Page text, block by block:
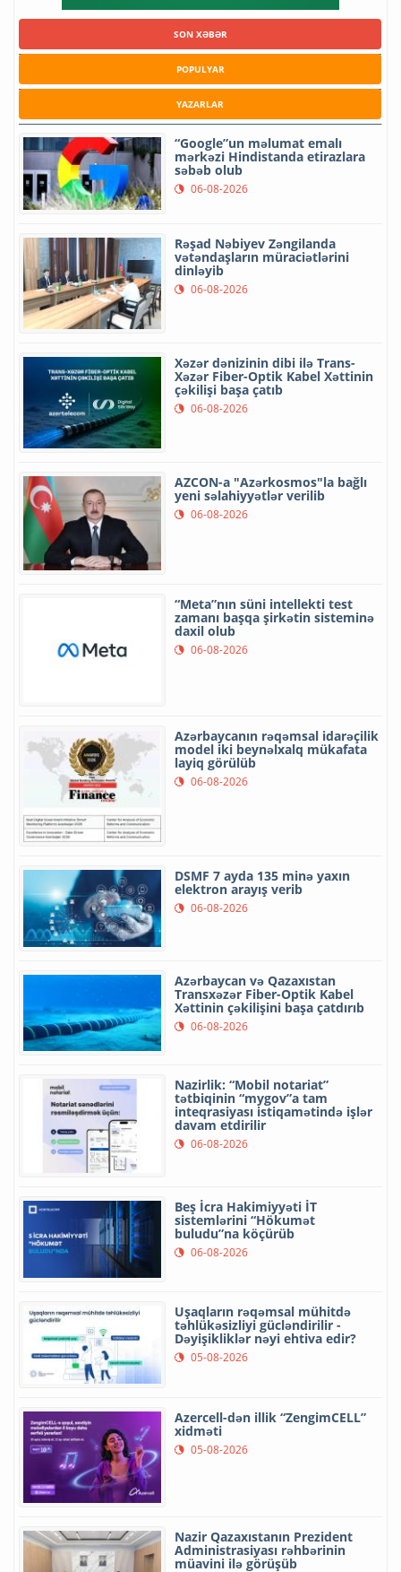
SON XƏBƏR
POPULYAR
YAZARLAR
“Google”un məlumat emalı
mərkəzi Hindistanda etirazlara
səbəb olub
06-08-2026
Rəşad Nəbiyev Zəngilanda
vətəndaşların müraciətlərini
dinləyib
06-08-2026
Xəzər dənizinin dibi ilə Trans-
Xəzər Fiber-Optik Kabel Xəttinin
çəkilişi başa çatıb
06-08-2026
AZCON-a "Azərkosmos"la bağlı
yeni səlahiyyətlər verilib
06-08-2026
“Meta”nın süni intellekti test
zamanı başqa şirkətin sisteminə
daxil olub
06-08-2026
Azərbaycanın rəqəmsal idarəçilik
model iki beynəlxalq mükafata
layiq görülüb
06-08-2026
DSMF 7 ayda 135 minə yaxın
elektron arayış verib
06-08-2026
Azərbaycan və Qazaxıstan
Transxəzər Fiber-Optik Kabel
Xəttinin çəkilişini başa çatdırıb
06-08-2026
Nazirlik: “Mobil notariat”
tətbiqinin “mygov”a tam
inteqrasiyası istiqamətində işlər
davam etdirilir
06-08-2026
Beş İcra Hakimiyyəti İT
sistemlərini “Hökumət
buludu”na köçürüb
06-08-2026
Uşaqların rəqəmsal mühitdə
təhlükəsizliyi gücləndirilir -
Dəyişikliklər nəyi ehtiva edir?
05-08-2026
Azercell-dən illik “ZengimCELL”
xidməti
05-08-2026
Nazir Qazaxıstanın Prezident
Administrasiyası rəhbərinin
müavini ilə görüşüb